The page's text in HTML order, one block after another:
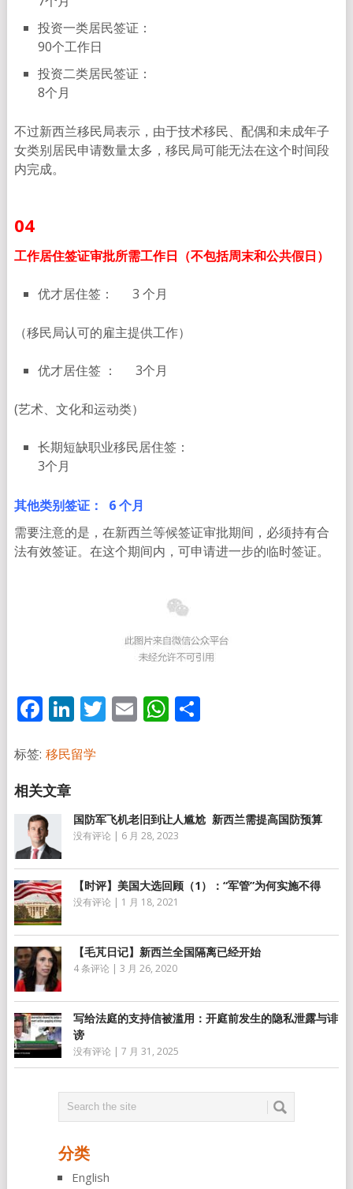
投资一类居民签证：
90个工作日
投资二类居民签证：
8个月
不过新西兰移民局表示，由于技术移民、配偶和未成年子
女类别居民申请数量太多，移民局可能无法在这个时间段
内完成。
04
工作居住签证审批所需工作日 （不包括周末和公共假日）
优才居住签： 3 个月
（移民局认可的雇主提供工作）
优才居住签 ： 3个月
(艺术、文化和运动类）
长期短缺职业移民居住签：
3个月
其他类别签证： 6 个月
需要注意的是，在新西兰等候签证审批期间，必须持有合
法有效签证。在这个期间内，可申请进一步的临时签证。
Facebook
LinkedIn
Twitter
EmailWhatsApp
分
标签: 移民留学
国防军飞机老旧到让人尴尬 新西兰需提高国防预算
没有评论 | 6 月 28, 2023
【时评】美国大选回顾（1）：“军管”为何实施不得
没有评论 | 1 月 18, 2021
【毛芃日记】新西兰全国隔离已经开始
4 条评论 | 3 月 26, 2020
写给法庭的支持信被滥用：开庭前发生的隐私泄露与诽
谤
没有评论 | 7 月 31, 2025
分类
English